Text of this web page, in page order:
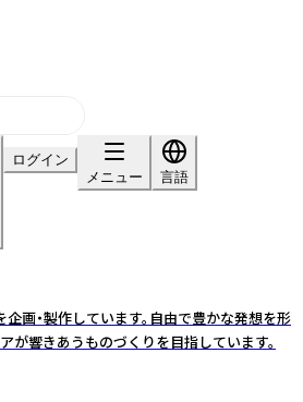
ログイン
メニュー
言語
画・製作しています。自由で豊かな発想を形
が響きあうものづくりを目指しています。